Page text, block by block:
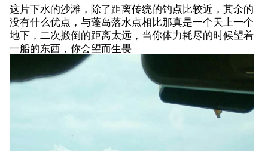
这片下水的沙滩，除了距离传统的钓点比较近，其余的
没有什么优点，与蓬岛落水点相比那真是一个天上一个
地下，二次搬倒的距离太远，当你体力耗尽的时候望着
一船的东西，你会望而生畏